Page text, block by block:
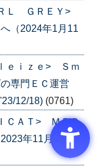
ＲＬ ＧＲＥＹ>
（2024年1月11
ｅｉｚｅ> Ｓｍ
専門ＥＣ運営
12/18) (0761)
ＣＡＴ> ＭＥＤ
年11月30日